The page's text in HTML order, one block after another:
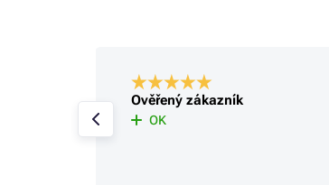
Ověřený zákazník
OK